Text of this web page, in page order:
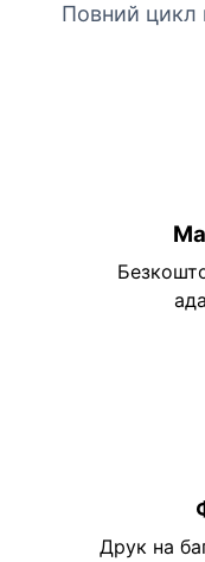
Повний цикл
Друк на